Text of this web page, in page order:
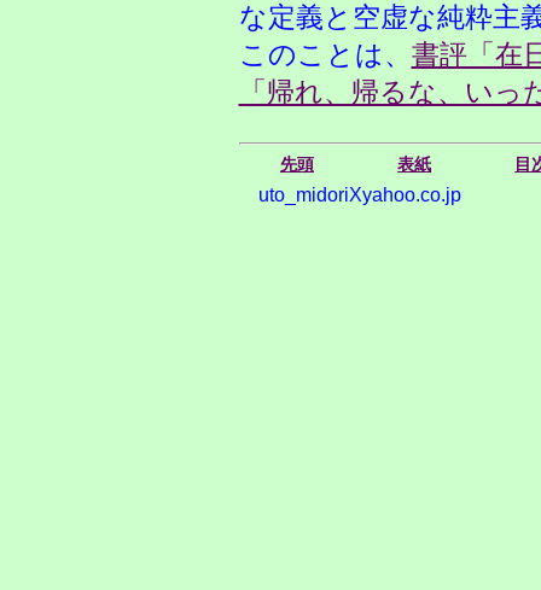
な定義と空虚な純粋主
このことは、 書評「在
「帰れ、帰るな、いっ
先頭 表紙 目
uto_midoriXyahoo.co.jp